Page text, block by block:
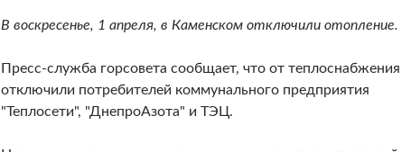
В воскресенье, 1 апреля, в Каменском отключили отопление.
Пресс-служба горсовета сообщает, что от теплоснабжения
отключили потребителей коммунального предприятия
"Теплосети", "ДнепроАзота" и ТЭЦ.